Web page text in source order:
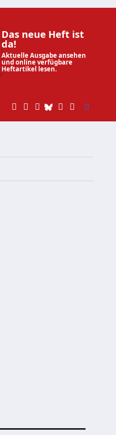
Das neue Heft ist
da!
Aktuelle Ausgabe ansehen
und online verfügbare
Heftartikel lesen.